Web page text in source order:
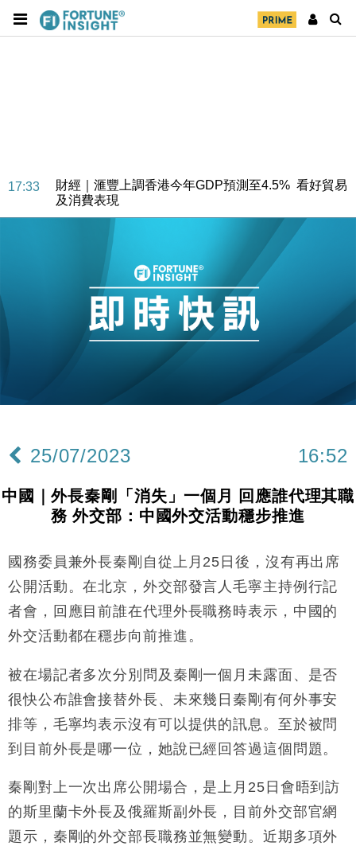
17:33
財經｜滙豐上調香港今年GDP預測至4.5% 看好貿易
及消費表現
本地｜假冒內地執法人員要求交「保證金」 43歲女子
損失近6900萬元
財經｜日經失守6.5萬點後回穩 全周仍升近2%
財經｜恒隆10月換帥 玩具「反」斗城亞洲CEO蔡德
15:11
財經｜韓股反覆波動收跌 連挫7周創逾3年最長跌勢
財經｜內地7月美元計價出口增近24%勝預期 貿易順
11:12
國際｜特朗普料美伊戰事快結束 承認部分彈藥庫存緊
15:59
財經｜SA售股自救後再出手 斥4億美元押注未上市公
司
47仙
17:33
財經｜滙豐上調香港今年GDP預測至4.5% 看好貿易
及消費表現
本地｜假冒內地執法人員要求交「保證金」 43歲女子
損失近6900萬元
15:47
財經｜恒隆10月換帥 玩具「反」斗城亞洲CEO蔡德
粦接任
15:11
財經｜韓股反覆波動收跌 連挫7周創逾3年最長跌勢
13:44
財經｜內地7月美元計價出口增近24%勝預期 貿易順
差達1125億美元
12:44
財經｜日本春季三度入市撐日圓 4月單日斥6.28萬億
日圓干預創新高
25/07/2023 16:52
中國｜外長秦剛「消失」一個月 回應誰代理其職
務 外交部：中國外交活動穩步推進
國務委員兼外長秦剛自從上月25日後，沒有再出席
公開活動。在北京，外交部發言人毛寧主持例行記
者會，回應目前誰在代理外長職務時表示，中國的
外交活動都在穩步向前推進。
被在場記者多次分別問及秦剛一個月未露面、是否
很快公布誰會接替外長、未來幾日秦剛有何外事安
排等，毛寧均表示沒有可以提供的訊息。至於被問
到目前外長是哪一位，她說已經回答過這個問題。
秦剛對上一次出席公開場合，是上月25日會晤到訪
的斯里蘭卡外長及俄羅斯副外長，目前外交部官網
題示，秦剛的外交部長職務並無變動。近期多項外